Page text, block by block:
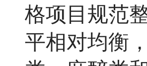
格项目规范
平相对均衡